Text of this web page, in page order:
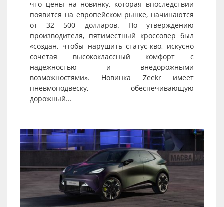
что цены на новинку, которая впоследствии
появится на европейском рынке, начинаются
от 32 500 долларов. По утверждению
производителя, пятиместный кроссовер был
«создан, чтобы нарушить статус-кво, искусно
сочетая высококлассный комфорт с
надежностью и внедорожными
возможностями». Новинка Zeekr имеет
пневмоподвеску, обеспечивающую
дорожный...